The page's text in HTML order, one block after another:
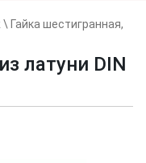
\ Гайка шестигранная,
латуни DIN